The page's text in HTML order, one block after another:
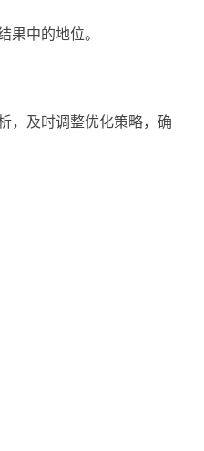
果中的地位。
，及时调整优化策略，确